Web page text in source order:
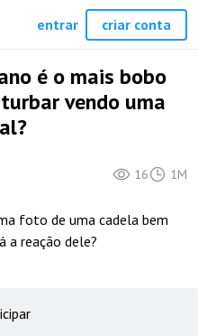
é o mais bobo
vendo uma
16 1M
foto de uma cadela bem
a reação dele?
entrar criar conta